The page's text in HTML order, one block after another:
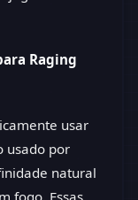
Raging
usar
usado por
natural
fogo. Essas